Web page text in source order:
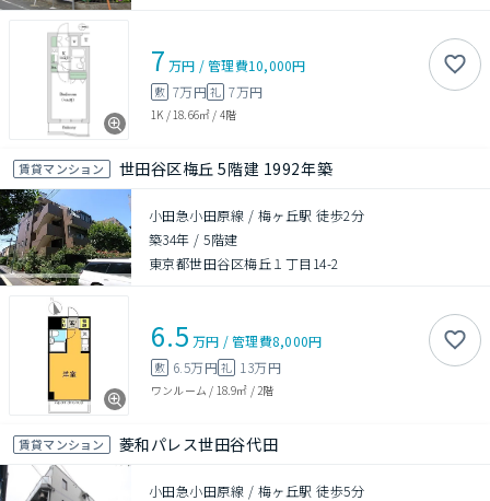
7 万円 /管理費10,000円
敷 7万円礼 7万円
1K / 18.66㎡ / 4階
賃貸マンション 世田谷区梅丘 5階建 1992年築
小田急小田原線 / 梅ヶ丘駅 徒歩2分
築34年 /5階建
東京都世田谷区梅丘１丁目14-2
6.5 万円 /管理費8,000円
敷 6.5万円礼 13万円
ワンルーム / 18.9㎡ / 2階
賃貸マンション 菱和パレス世田谷代田
小田急小田原線 / 梅ヶ丘駅 徒歩5分